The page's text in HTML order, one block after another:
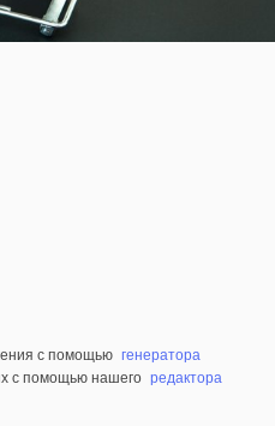
с помощью генератора
с помощью нашего редактора